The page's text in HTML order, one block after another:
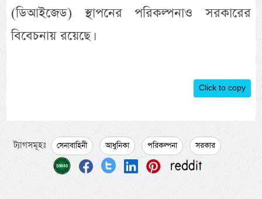
(ডিআইজেড) স্থাপনের পরিকল্পনাও সরকারের
বিবেচনায় রয়েছে।
Click to copy
ট্যাগসমূহঃ সেনাবাহিনী আধুনিকা পরিকল্পনা সরকার